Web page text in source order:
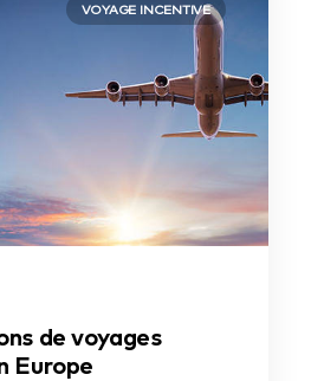
VOYAGE INCENTIVE
de voyages
Europe